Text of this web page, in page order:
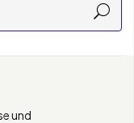
und